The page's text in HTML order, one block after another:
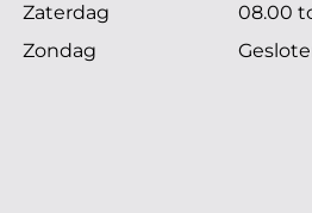
Zaterdag
08.00
Zondag